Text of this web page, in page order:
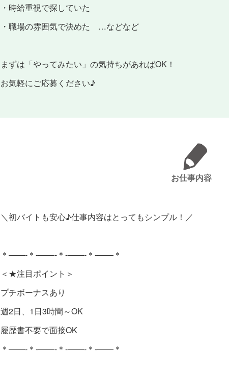
・時給重視で探していた
・職場の雰囲気で決めた …などなど
まずは「やってみたい」の気持ちがあればOK！
お気軽にご応募ください♪
お仕事内容
＼初バイトも安心♪仕事内容はとってもシンプル！／
＊――-＊-――-＊-――-＊-――＊
＜★注目ポイント＞
プチボーナスあり
週2日、1日3時間～OK
履歴書不要で面接OK
＊――-＊-――-＊-――-＊-――＊